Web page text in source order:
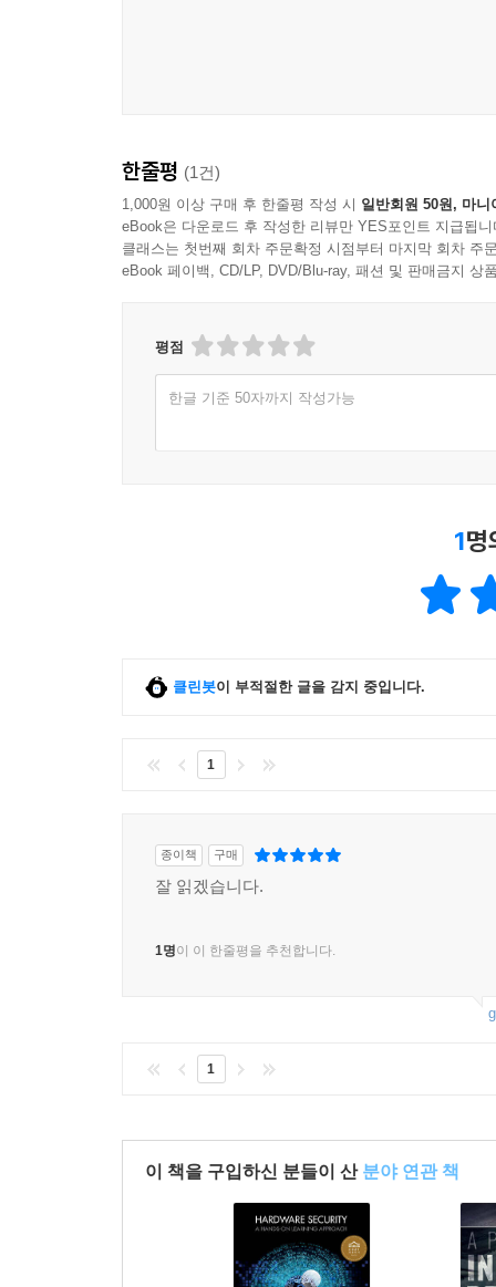
전력을 끊는 치명적 피해로 이어질 수 있었다.
그러나 우크라이나 측은, 이번 샌드웜 그룹의 공
우크라이나의 사이버 전력을 한껏 강화하는 ‘쓴
지원도 받고 있다. 「가디언」과 「와이어드」
◈ 추천의 글 ◈
“흥미진진한 책이다. 펄로스가 펼치는 논지의 바
고민하지 않는다. 그들의 목표는 단기적이거
흡입력으로 다루면서 독자도 함께 심층적인 문제
“제로데이를 사고파는 어두운 지하 세계는 수십
사안이 중요한지 명쾌하게 설명한다.”
― 킴 제터(Kim Zetter), 『Countdown to Zero Day
― 니나 얀코비츠(Nina Jankowicz), 『How to Lose
창출하는 정부 후원 엘리트들의 은밀한 활동을 더
내면을 날카롭게 파헤친다.”
아니라고 해도 믿기 어려울 만큼 극적이고 놀랍다.”
― 알렉스 스테이모스(Alex Stamos), 스탠퍼드대
“현대 민주주의의 아킬레스건인 허위 정보와 해
한줄평 (1건)
1,000원 이상 구매 후 한줄평 작성 시 일반회원 50원, 마니
eBook은 다운로드 후 작성한 리뷰만 YES포인트 지급됩니
클래스는 첫번째 회차 주문확정 시점부터 마지막 회차 주
eBook 페이백, CD/LP, DVD/Blu-ray, 패션 및 판매금지 상
평점
한글 기준 50자까지 작성가능
1명
클린봇이 부적절한 글을 감지 중입니다.
1
종이책 구매
잘 읽겠습니다.
1명이 이 한줄평을 추천합니다.
1
이 책을 구입하신 분들이 산 분야 연관 책